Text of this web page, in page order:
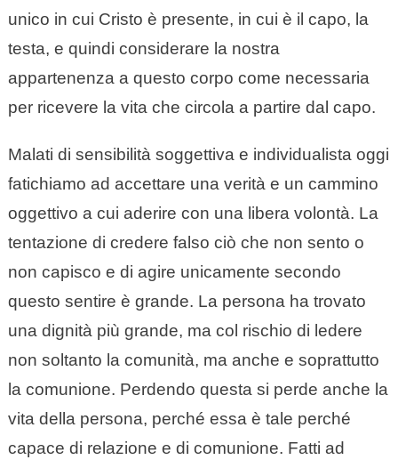
unico in cui Cristo è presente, in cui è il capo, la
testa, e quindi considerare la nostra
appartenenza a questo corpo come necessaria
per ricevere la vita che circola a partire dal capo.
Malati di sensibilità soggettiva e individualista oggi
fatichiamo ad accettare una verità e un cammino
oggettivo a cui aderire con una libera volontà. La
tentazione di credere falso ciò che non sento o
non capisco e di agire unicamente secondo
questo sentire è grande. La persona ha trovato
una dignità più grande, ma col rischio di ledere
non soltanto la comunità, ma anche e soprattutto
la comunione. Perdendo questa si perde anche la
vita della persona, perché essa è tale perché
capace di relazione e di comunione. Fatti ad